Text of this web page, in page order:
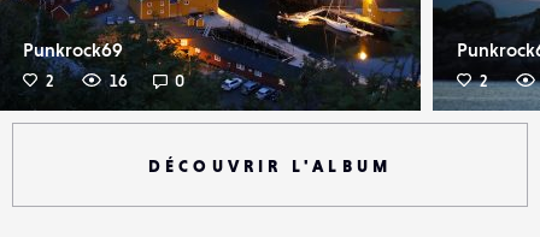
Punkrock69
2 16 0 2
DÉCOUVRIR L'ALBUM